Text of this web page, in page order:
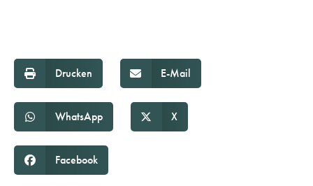
Drucken E-Mail
WhatsApp X
Facebook